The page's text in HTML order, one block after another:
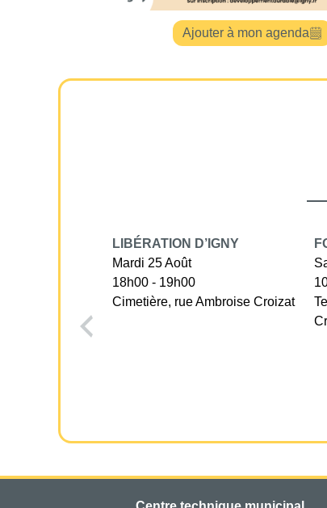
Ajouter à mon agenda
LIBÉRATION D’IGNY
Mardi 25 Août
18h00 - 19h00
Cimetière, rue Ambroise Croizat